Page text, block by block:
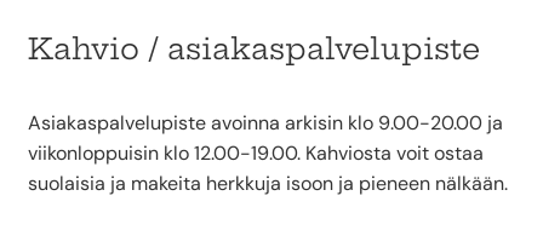
Kahvio / asiakaspalvelupiste
Asiakaspalvelupiste avoinna arkisin klo 9.00-20.00 ja
viikonloppuisin klo 12.00-19.00. Kahviosta voit ostaa
suolaisia ja makeita herkkuja isoon ja pieneen nälkään.